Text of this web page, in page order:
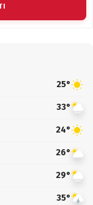
25°
33°
24°
26°
29°
35°